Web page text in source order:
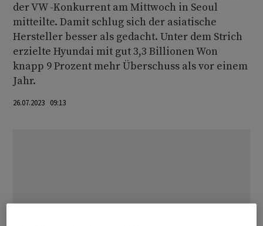
der VW -Konkurrent am Mittwoch in Seoul
mitteilte. Damit schlug sich der asiatische
Hersteller besser als gedacht. Unter dem Strich
erzielte Hyundai mit gut 3,3 Billionen Won
knapp 9 Prozent mehr Überschuss als vor einem
Jahr.
26.07.2023 09:13